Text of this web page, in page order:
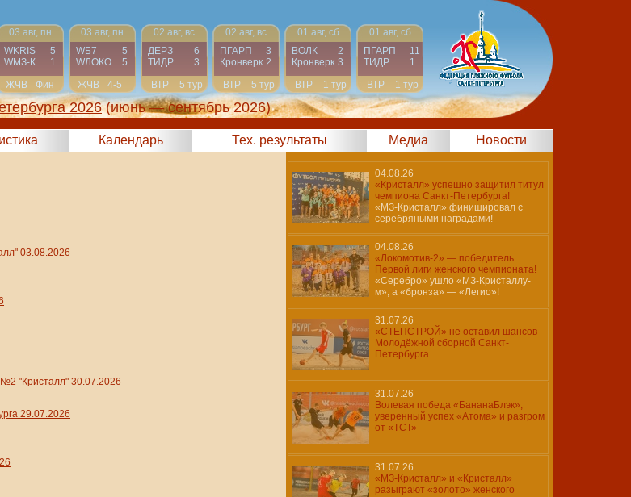
03 авг, пн
WKRIS
5
WМЗ-К
1
ЖЧВ
Фин
03 авг, пн
WБ7
5
WЛОКО
5
ЖЧВ
4-5
02 авг, вс
ДЕРЗ
6
ТИДР
3
ВТР
5 тур
02 авг, вс
ПГАРП
3
Кронверк 2
ВТР
5 тур
01 авг, сб
ВОЛК
2
Кронверк 3
ВТР
1 тур
01 авг, сб
ПГАРП
11
ТИДР
1
ВТР
1 тур
2026 (июнь — сентябрь 2026)
Календарь Тех. результаты Медиа Новости
03.08.2026
"Кристалл" 30.07.2026
29.07.2026
04.08.26
«Кристалл» успешно защитил титул
чемпиона Санкт-Петербурга!
«МЗ-Кристалл» финишировал с
серебряными наградами!
04.08.26
«Локомотив-2» — победитель
Первой лиги женского чемпионата!
«Серебро» ушло «МЗ-Кристаллу-
м», а «бронза» — «Легио»!
31.07.26
«СТЕПСТРОЙ» не оставил шансов
Молодёжной сборной Санкт-
Петербурга
31.07.26
Волевая победа «БананаБлэк»,
уверенный успех «Атома» и разгром
от «ТСТ»
31.07.26
«МЗ-Кристалл» и «Кристалл»
разыграют «золото» женского